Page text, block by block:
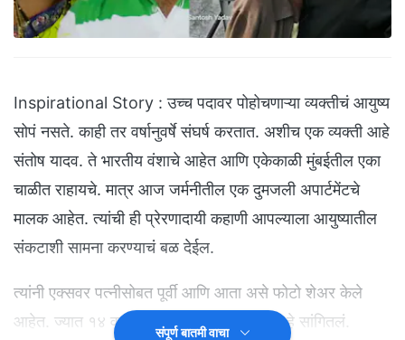
Inspirational Story : उच्च पदावर पोहोचणाऱ्या व्यक्तीचं आयुष्य
सोपं नसते. काही तर वर्षानुवर्षे संघर्ष करतात. अशीच एक व्यक्ती आहे
संतोष यादव. ते भारतीय वंशाचे आहेत आणि एकेकाळी मुंबईतील एका
चाळीत राहायचे. मात्र आज जर्मनीतील एक दुमजली अपार्टमेंटचे
मालक आहेत. त्यांची ही प्रेरणादायी कहाणी आपल्याला आयुष्यातील
संकटाशी सामना करण्याचं बळ देईल.
त्यांनी एक्सवर पत्नीसोबत पूर्वी आणि आता असे फोटो शेअर केले
आहेत. ज्यात १४ वर्षात त्यांचं आयुष्य कसं बदललं हे सांगितलं.
संपूर्ण बातमी वाचा